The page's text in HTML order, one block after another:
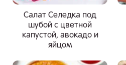
Салат Селедка под
шубой с цветной
капустой, авокадо и
яйцом